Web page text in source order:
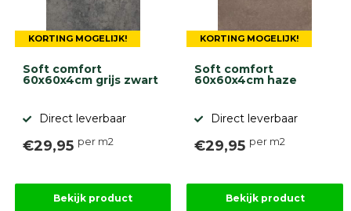
KORTING MOGELIJK!
Soft comfort
60x60x4cm grijs zwart
Direct leverbaar
€29,95 per m2
Bekijk product
KORTING MOGELIJK!
Soft comfort
60x60x4cm haze
Direct leverbaar
€29,95 per m2
Bekijk product